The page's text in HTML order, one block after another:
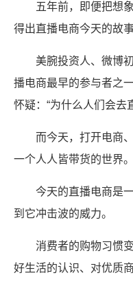
五年前，即便把想
得出直播电商今天的故事
美腕投资人、微博
播电商最早的参与者之
怀疑：“为什么人们会去
而今天，打开电商
一个人人皆带货的世界
今天的直播电商是
到它冲击波的威力。
消费者的购物习惯
好生活的认识、对优质